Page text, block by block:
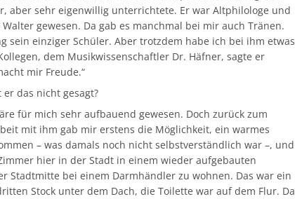
aber sehr eigenwillig unterrichtete. Er war Altphilologe und
gewesen. Da gab es manchmal bei mir auch Tränen.
sein einziger Schüler. Aber trotzdem habe ich bei ihm etwas
dem Musikwissenschaftler Dr. Häfner, sagte er
mir Freude.“
das nicht gesagt?
für mich sehr aufbauend gewesen. Doch zurück zum
mit ihm gab mir erstens die Möglichkeit, ein warmes
– was damals noch nicht selbstverständlich war –, und
hier in der Stadt in einem wieder aufgebauten
Stadtmitte bei einem Darmhändler zu wohnen. Das war ein
Stock unter dem Dach, die Toilette war auf dem Flur. Da